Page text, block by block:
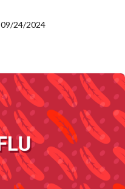
09/24/2024